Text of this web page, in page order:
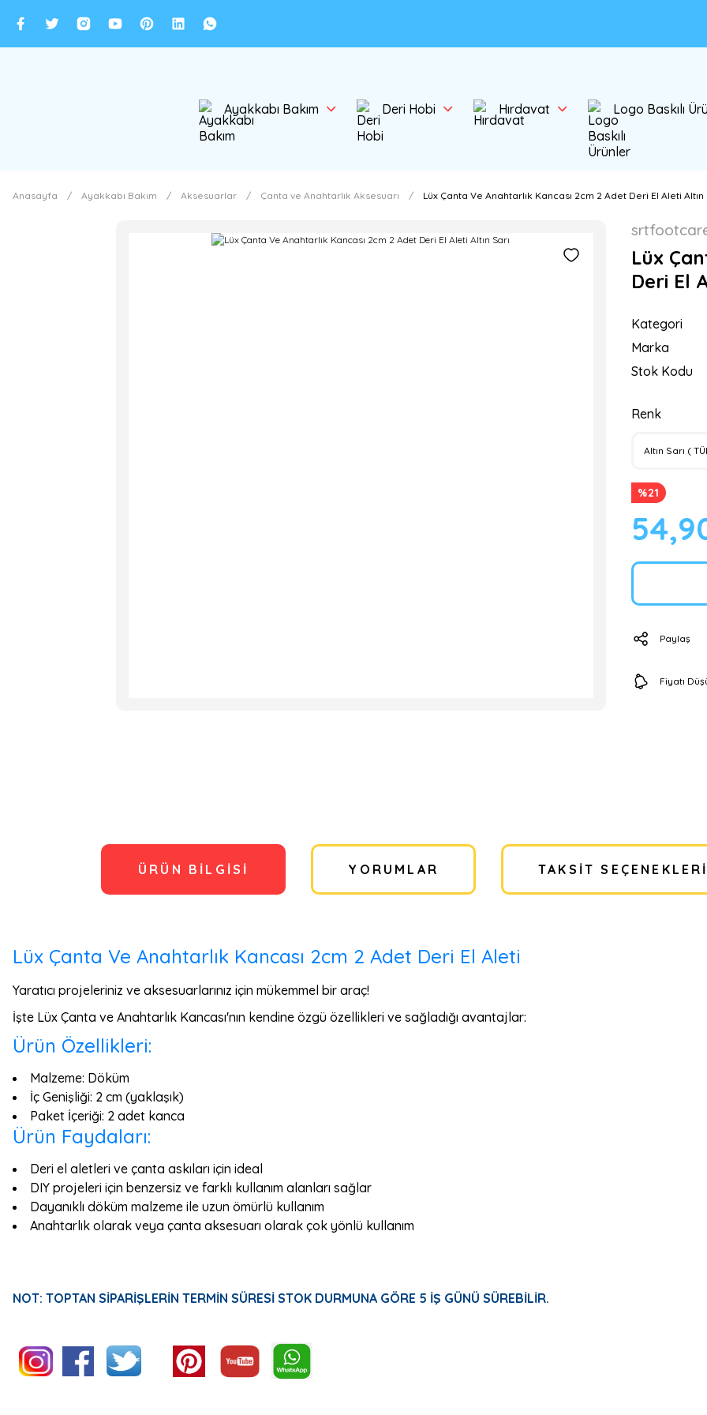
Ayakkabı Bakım Deri Hobi Hırdavat Logo Baskılı
Anasayfa Ayakkabı Bakım Aksesuarlar Çanta ve Anahtarlık Aksesuarı Lüx Çanta Ve Anahtarlık Kancası 2cm 2 Adet Deri El Aleti Altın
Lüx
Deri El
Kategori
Marka
Stok Kodu
Renk
%21
Paylaş
Fiyatı
ÜRÜN BILGISI YORUMLAR TAKSIT SEÇENEKLERI
Lüx Çanta Ve Anahtarlık Kancası 2cm 2 Adet Deri El Aleti
Yaratıcı projeleriniz ve aksesuarlarınız için mükemmel bir araç!
İşte Lüx Çanta ve Anahtarlık Kancası'nın kendine özgü özellikleri ve sağladığı avantajlar:
Ürün Özellikleri:
Malzeme: Döküm
İç Genişliği: 2 cm (yaklaşık)
Paket İçeriği: 2 adet kanca
Ürün Faydaları:
Deri el aletleri ve çanta askıları için ideal
DIY projeleri için benzersiz ve farklı kullanım alanları sağlar
Dayanıklı döküm malzeme ile uzun ömürlü kullanım
Anahtarlık olarak veya çanta aksesuarı olarak çok yönlü kullanım
NOT: TOPTAN SİPARİŞLERİN TERMİN SÜRESİ STOK DURMUNA GÖRE 5 İŞ GÜNÜ SÜREBİLİR.